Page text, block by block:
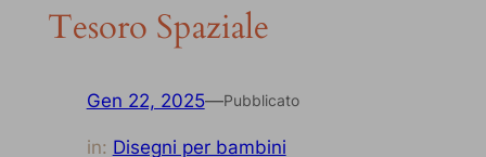
Tesoro Spaziale
Gen 22, 2025—Pubblicato
in: Disegni per bambini